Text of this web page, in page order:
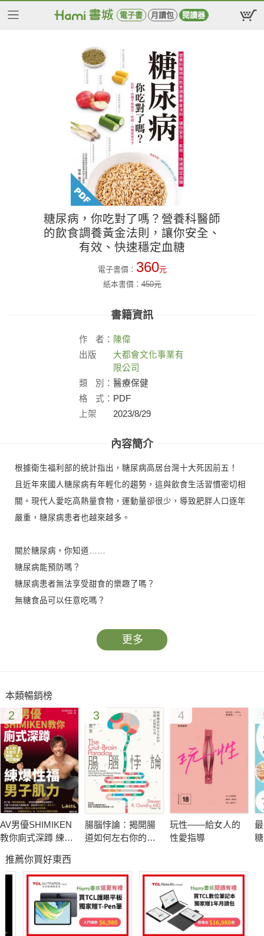
電子書 月讀包 閱讀器
糖尿病，你吃對了嗎？營養科醫師
的飲食調養黃金法則，讓你安全、
有效、快速穩定血糖
電子書價： 360元
紙本書價：450元
書籍資訊
作 者： 陳偉
出版
大都會文化事業有
限公司
類
別： 醫療保健
格
式： PDF
上架
2023/8/29
內容簡介
根據衛生福利部的統計指出，糖尿病高居台灣十大死因前五！
且近年來國人糖尿病有年輕化的趨勢，這與飲食生活習慣密切相
關。現代人愛吃高熱量食物，運動量卻很少，導致肥胖人口逐年
嚴重，糖尿病患者也越來越多。
關於糖尿病，你知道……
糖尿病能預防嗎？
糖尿病患者無法享受甜食的樂趣了嗎？
無糖食品可以任意吃嗎？
只吃雜糧不吃精糧是否血糖能控制得更好？
控制餐後血糖不宜做的事有哪些？
陳偉醫師根據其多年的臨床經驗，推薦具備出色降糖功效的13種
營養素及89種常見食材，
搭配美味食譜、飲食宜忌，要你吃得健康、吃得營養、血糖穩定
無負擔！
更多
本類暢銷榜
2
AV男優SHIMIKEN
教你廁式深蹲 練爆
3
腸腦悖論：揭開腸
道如何左右你的情
4
玩性――給女人的
性愛指導
糖
推薦你買好東西